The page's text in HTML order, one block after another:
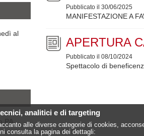
al
PA
Pubblicato il 30/06/2025
MANIFESTAZIONE A
APERTURA
Pubblicato il 08/10/2024
Spettacolo di
analitici e di targeting
alle diverse categorie di cookies,
consulta la pagina dei dettagli: